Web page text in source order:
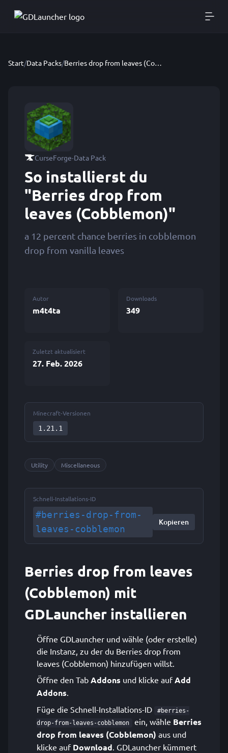
Start/Data Packs/ Berries drop from leaves (Cobblemon)
CurseForge·Data Pack
So installierst du
"Berries drop from
leaves (Cobblemon)"
a 12 percent chance berries in cobblemon
drop from vanilla leaves
Autor
m4t4ta
Downloads
349
Zuletzt aktualisiert
27. Feb. 2026
Minecraft-Versionen
1.21.1
Utility Miscellaneous
Schnell-Installations-ID
#berries-drop-from-
leaves-cobblemon
Kopieren
Berries drop from leaves
(Cobblemon) mit
GDLauncher installieren
Öffne GDLauncher und wähle (oder erstelle)
die Instanz, zu der du Berries drop from
leaves (Cobblemon) hinzufügen willst.
Öffne den Tab Addons und klicke aufAdd
Addons.
Füge die Schnell-Installations-ID
#berries-
drop-from-leaves-cobblemon
ein, wähle Berries
drop from leaves (Cobblemon) aus und
klicke auf Download. GDLauncher kümmert